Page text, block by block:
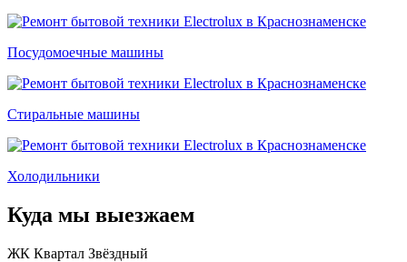
Посудомоечные машины
Стиральные машины
Холодильники
Куда мы выезжаем
ЖК Квартал Звёздный